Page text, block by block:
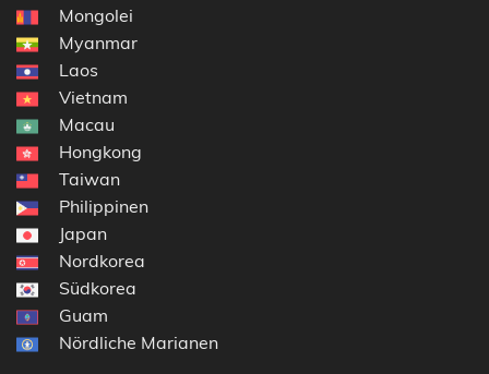
Mongolei
Myanmar
Laos
Vietnam
Macau
Hongkong
Taiwan
Philippinen
Japan
Nordkorea
Südkorea
Guam
Nördliche Marianen